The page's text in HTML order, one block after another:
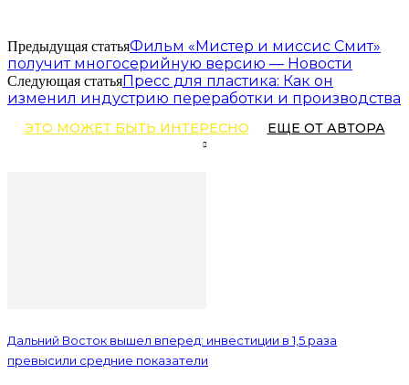
Предыдущая статьяФильм «Мистер и миссис Смит»
получит многосерийную версию — Новости
Следующая статьяПресс для пластика: Как он
изменил индустрию переработки и производства
ЭТО МОЖЕТ БЫТЬ ИНТЕРЕСНО ЕЩЕ ОТ АВТОРА
Дальний Восток вышел вперед: инвестиции в 1,5 раза
превысили средние показатели